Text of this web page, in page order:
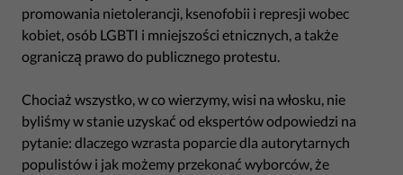
promowania nietolerancji, ksenofobii i represji wobec
kobiet, osób LGBTI i mniejszości etnicznych, a także
ograniczą prawo do publicznego protestu.
Chociaż wszystko, w co wierzymy, wisi na włosku, nie
byliśmy w stanie uzyskać od ekspertów odpowiedzi na
pytanie: dlaczego wzrasta poparcie dla autorytarnych
populistów i jak możemy przekonać wyborców, że